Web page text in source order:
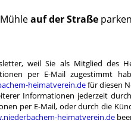
auf der Straße
weil Sie als Mitglied des
per E-Mail zugestimmt
heimatverein.defür diesen
Informationen jederzeit
per E-Mail, oder durch die
heimatverein.de